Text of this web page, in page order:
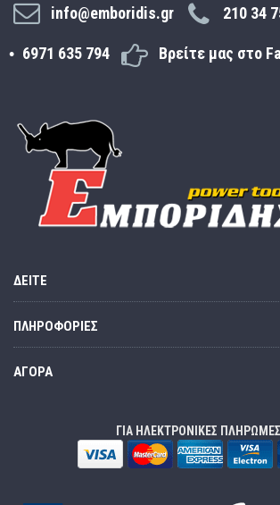
info@emboridis.gr
210 34
6971 635 794 Βρείτε μας στο
ΔΕΊΤΕ
ΠΛΗΡΟΦΟΡΊΕΣ
ΑΓΟΡΆ
ΓΙΑ ΗΛΕΚΤΡΟΝΙΚΕΣ ΠΛΗΡΩΜΕΣ